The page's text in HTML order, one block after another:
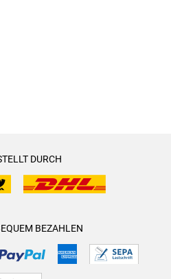
DURCH
BEZAHLEN